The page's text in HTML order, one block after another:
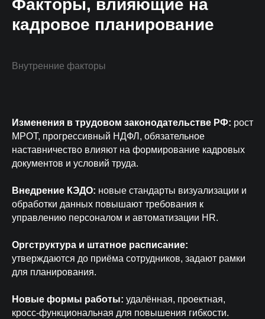
Факторы, влияющие на
кадровое планирование
Внутренние факторы
Изменения в трудовом законодательстве РФ: рост
МРОТ, прогрессивный НДФЛ, обязательное
наставничество влияют на формирование кадровых
документов и условий труда.
Внедрение КЭДО: новые стандарты визуализации и
обработки данных повышают требования к
управлению персоналом и автоматизации HR.
Оргструктура и штатное расписание:
утверждаются до приёма сотрудников, задают рамки
для планирования.
Новые формы работы: удалённая, проектная,
кросс-функциональная для повышения гибкости.